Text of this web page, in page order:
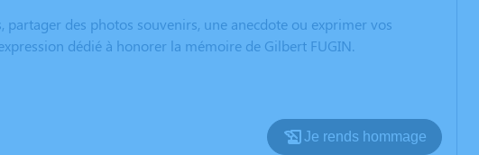
des photos souvenirs, une anecdote ou exprimer vos
dédié à honorer la mémoire de Gilbert FUGIN.
Je rends hommage